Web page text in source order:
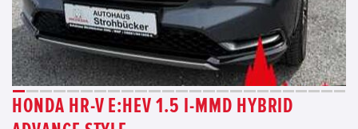
HONDA HR-V E:HEV 1.5 I-MMD HYBRID